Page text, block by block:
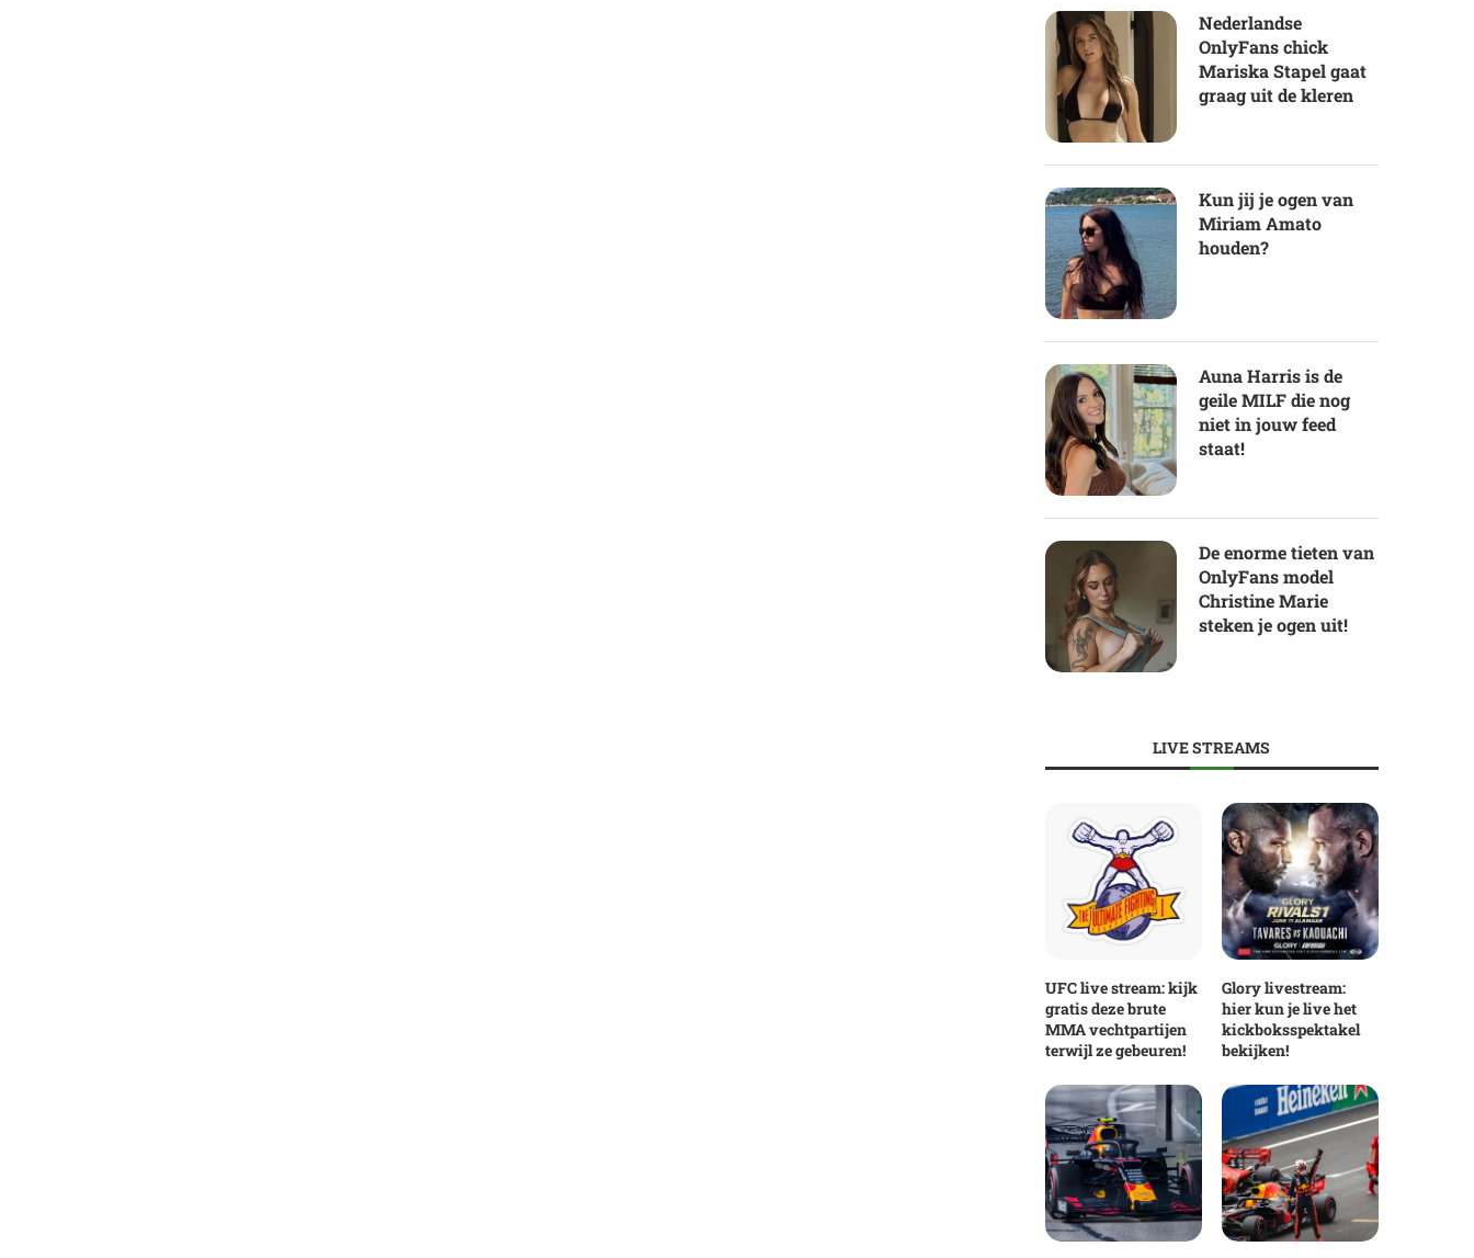
Nederlandse
OnlyFans chick
Mariska Stapel gaat
graag uit de kleren
Kun jij je ogen van
Miriam Amato
houden?
Auna Harris is de
geile MILF die nog
niet in jouw feed
staat!
De enorme tieten van
OnlyFans model
Christine Marie
steken je ogen uit!
LIVE STREAMS
UFC live stream: kijk
gratis deze brute
MMA vechtpartijen
terwijl ze gebeuren!
Glory livestream:
hier kun je live het
kickboksspektakel
bekijken!